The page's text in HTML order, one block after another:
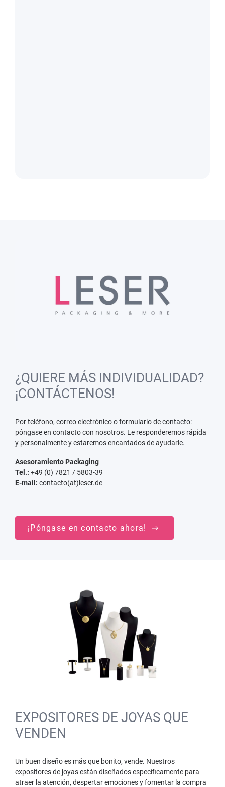
¿QUIERE MÁS INDIVIDUALIDAD?
¡CONTÁCTENOS!
Por teléfono, correo electrónico o formulario de contacto:
póngase en contacto con nosotros. Le responderemos rápida
y personalmente y estaremos encantados de ayudarle.
Asesoramiento Packaging
Tel.: +49 (0) 7821 / 5803-39
E-mail: contacto(at)leser.de
¡Póngase en contacto ahora!
EXPOSITORES DE JOYAS QUE
VENDEN
Un buen diseño es más que bonito, vende. Nuestros
expositores de joyas están diseñados específicamente para
atraer la atención, despertar emociones y fomentar la compra